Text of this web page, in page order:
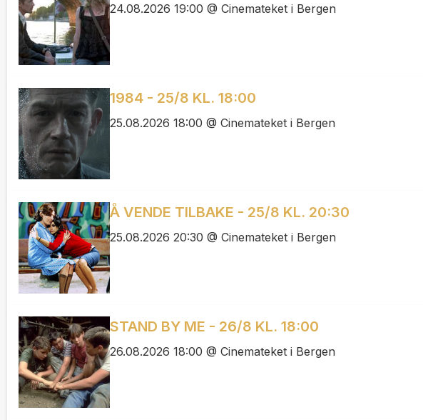
24.08.2026 19:00 @ Cinemateket i Bergen
1984 - 25/8 KL. 18:00
25.08.2026 18:00 @ Cinemateket i Bergen
Å VENDE TILBAKE - 25/8 KL. 20:30
25.08.2026 20:30 @ Cinemateket i Bergen
STAND BY ME - 26/8 KL. 18:00
26.08.2026 18:00 @ Cinemateket i Bergen